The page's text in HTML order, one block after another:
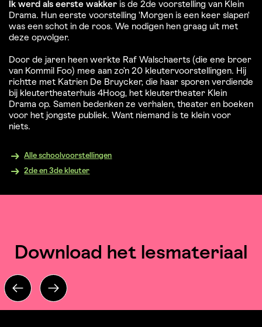
Ik werd als eerste wakker is de 2de voorstelling van Klein
Drama. Hun eerste voorstelling 'Morgen is een keer slapen'
was een schot in de roos. We nodigen hen graag uit met
deze opvolger.
Door de jaren heen werkte Raf Walschaerts (die ene broer
van Kommil Foo) mee aan zo’n 20 kleutervoorstellingen. Hij
richtte met Katrien De Bruycker, die haar sporen verdiende
bij kleutertheaterhuis 4Hoog, het kleutertheater Klein
Drama op. Samen bedenken ze verhalen, theater en boeken
voor het jongste publiek. Want niemand is te klein voor
niets.
Alle schoolvoorstellingen
2de en 3de kleuter
Download het lesmateriaal